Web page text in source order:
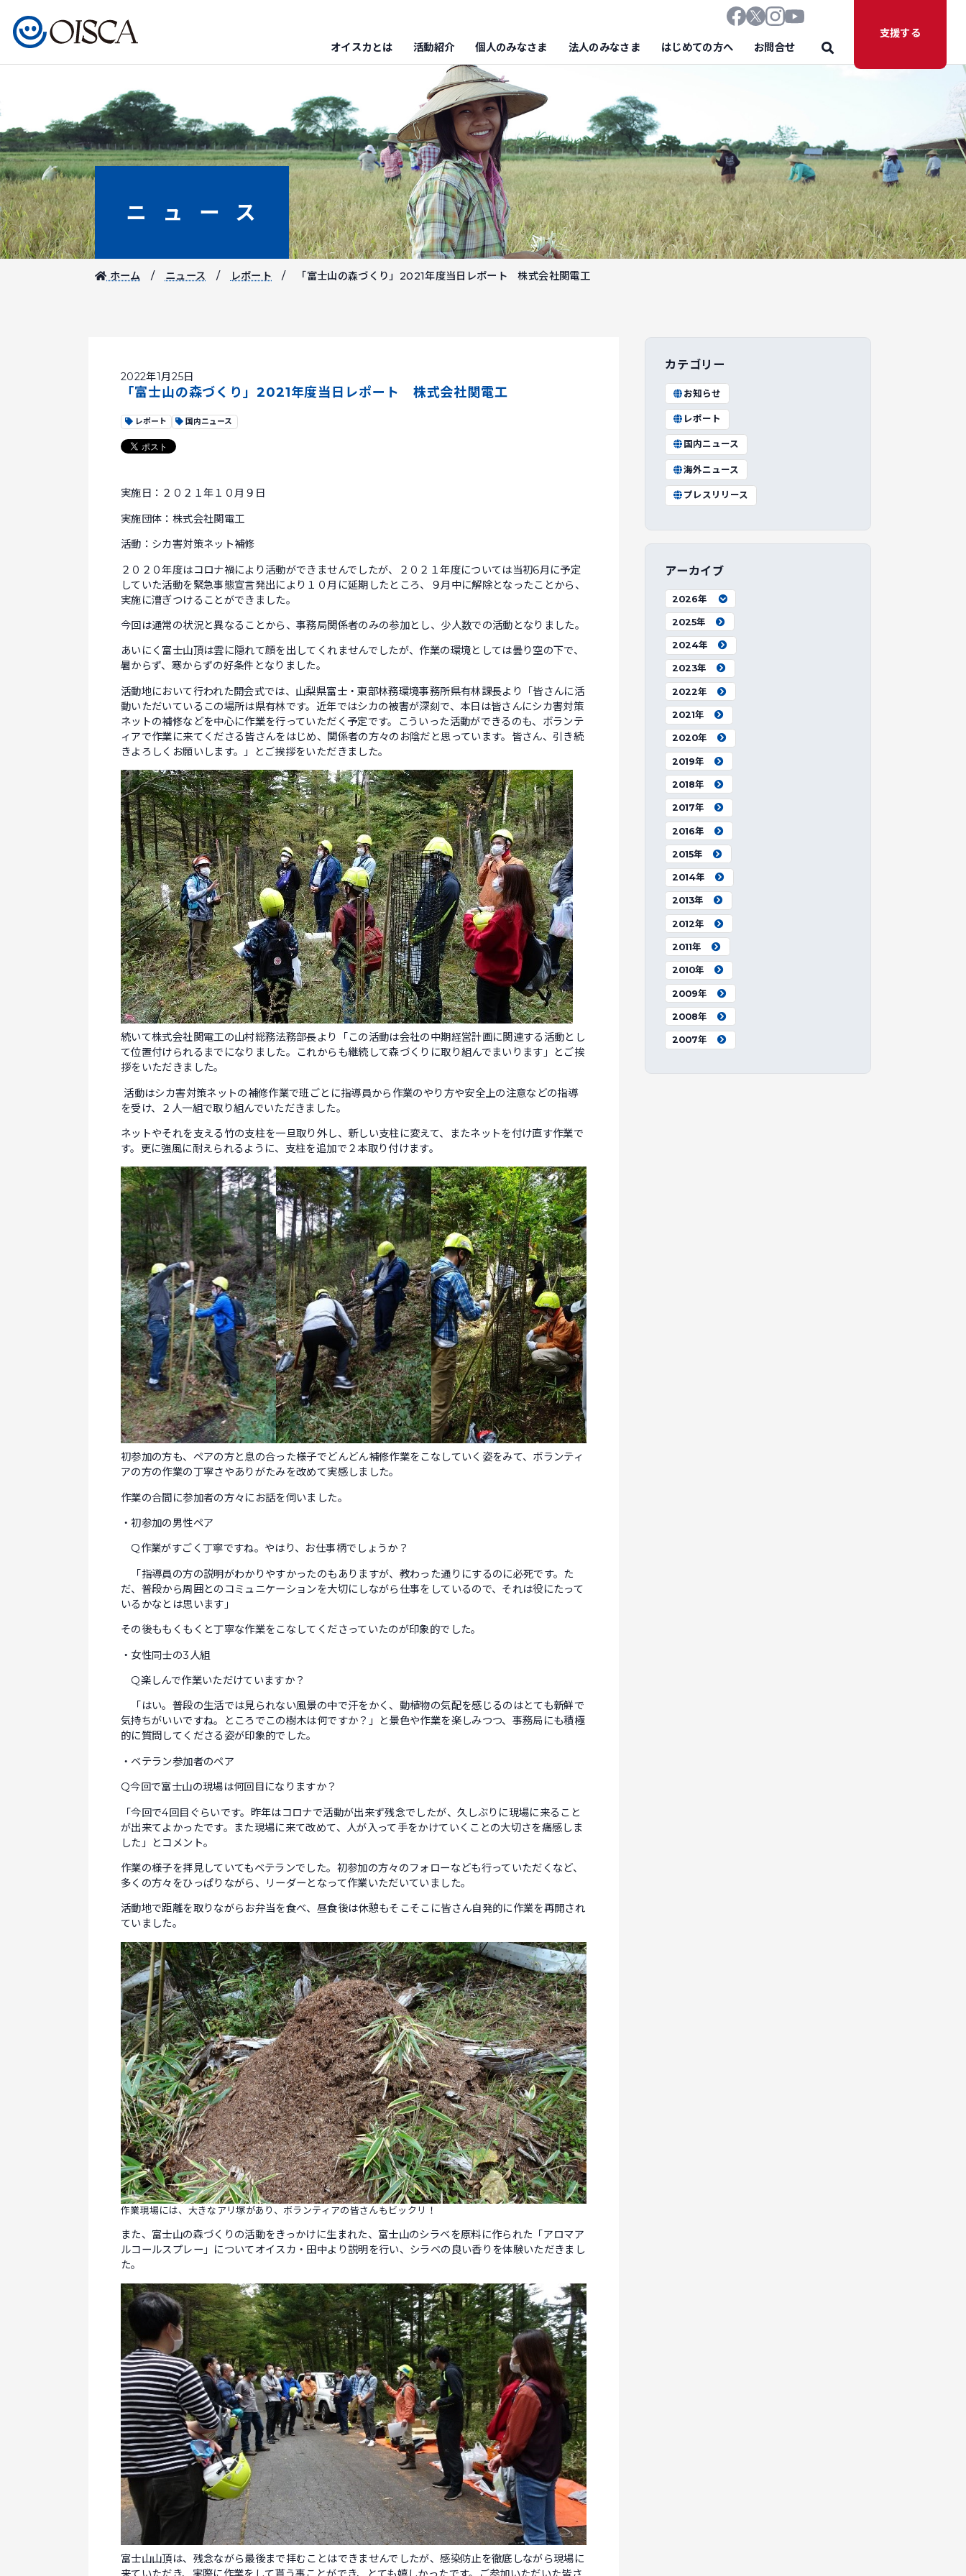
オイスカとは 活動紹介 個人のみなさま 法人のみなさま はじめての方へ お問合せ
支援する
ニュース
ホーム ニュース レポート 「富士山の森づくり」2021年度当日レポート 株式会社関電工
2022年1月25日
「富士山の森づくり」2021年度当日レポート 株式会社関電工
レポート 国内ニュース
実施日：２０２１年１０月９日
実施団体：株式会社関電工
活動：シカ害対策ネット補修
２０２０年度はコロナ禍により活動ができませんでしたが、２０２１年度については当初6月に予定
していた活動を緊急事態宣言発出により１０月に延期したところ、９月中に解除となったことから、
実施に漕ぎつけることができました。
今回は通常の状況と異なることから、事務局関係者のみの参加とし、少人数での活動となりました。
あいにく富士山頂は雲に隠れて顔を出してくれませんでしたが、作業の環境としては曇り空の下で、
暑からず、寒からずの好条件となりました。
活動地において行われた開会式では、山梨県富士・東部林務環境事務所県有林課長より「皆さんに活
動いただいているこの場所は県有林です。近年ではシカの被害が深刻で、本日は皆さんにシカ害対策
ネットの補修などを中心に作業を行っていただく予定です。こういった活動ができるのも、ボランテ
ィアで作業に来てくださる皆さんをはじめ、関係者の方々のお陰だと思っています。皆さん、引き続
きよろしくお願いします。」とご挨拶をいただきました。
続いて株式会社関電工の山村総務法務部長より「この活動は会社の中期経営計画に関連する活動とし
て位置付けられるまでになりました。これからも継続して森づくりに取り組んでまいります」とご挨
拶をいただきました。
活動はシカ害対策ネットの補修作業で班ごとに指導員から作業のやり方や安全上の注意などの指導
を受け、２人一組で取り組んでいただきました。
ネットやそれを支える竹の支柱を一旦取り外し、新しい支柱に変えて、またネットを付け直す作業で
す。更に強風に耐えられるように、支柱を追加で２本取り付けます。
初参加の方も、ペアの方と息の合った様子でどんどん補修作業をこなしていく姿をみて、ボランティ
アの方の作業の丁寧さやありがたみを改めて実感しました。
作業の合間に参加者の方々にお話を伺いました。
・初参加の男性ペア
Q作業がすごく丁寧ですね。やはり、お仕事柄でしょうか？
「指導員の方の説明がわかりやすかったのもありますが、教わった通りにするのに必死です。た
だ、普段から周囲とのコミュニケーションを大切にしながら仕事をしているので、それは役にたって
いるかなとは思います」
その後ももくもくと丁寧な作業をこなしてくださっていたのが印象的でした。
・女性同士の3人組
Q楽しんで作業いただけていますか？
「はい。普段の生活では見られない風景の中で汗をかく、動植物の気配を感じるのはとても新鮮で
気持ちがいいですね。ところでこの樹木は何ですか？」と景色や作業を楽しみつつ、事務局にも積極
的に質問してくださる姿が印象的でした。
・ベテラン参加者のペア
Q今回で富士山の現場は何回目になりますか？
「今回で4回目ぐらいです。昨年はコロナで活動が出来ず残念でしたが、久しぶりに現場に来ること
が出来てよかったです。また現場に来て改めて、人が入って手をかけていくことの大切さを痛感しま
した」とコメント。
作業の様子を拝見していてもベテランでした。初参加の方々のフォローなども行っていただくなど、
多くの方々をひっぱりながら、リーダーとなって作業いただいていました。
活動地で距離を取りながらお弁当を食べ、昼食後は休憩もそこそこに皆さん自発的に作業を再開され
ていました。
作業現場には、大きなアリ塚があり、ボランティアの皆さんもビックリ！
また、富士山の森づくりの活動をきっかけに生まれた、富士山のシラベを原料に作られた「アロマア
ルコールスプレー」についてオイスカ・田中より説明を行い、シラベの良い香りを体験いただきまし
た。
富士山山頂は、残念ながら最後まで拝むことはできませんでしたが、感染防止を徹底しながら現場に
カテゴリー
お知らせ
レポート
国内ニュース
海外ニュース
プレスリリース
アーカイブ
2026年
2025年
2024年
2023年
2022年
2021年
2020年
2019年
2018年
2017年
2016年
2015年
2014年
2013年
2012年
2011年
2010年
2009年
2008年
2007年